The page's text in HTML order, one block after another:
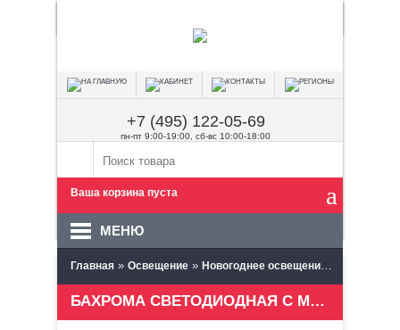
+7 (495) 122-05-69
пн-пт 9:00-19:00, сб-вс 10:00-18:00
Ваша корзина пуста
МЕНЮ
Главная » Освещение » Новогоднее освещение »
БАХРОМА СВЕТОДИОДНАЯ С МЕРЦАНИЕМ 3,1Х0,5 М